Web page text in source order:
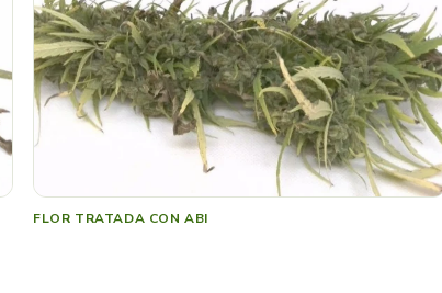
FLOR TRATADA CON ABI